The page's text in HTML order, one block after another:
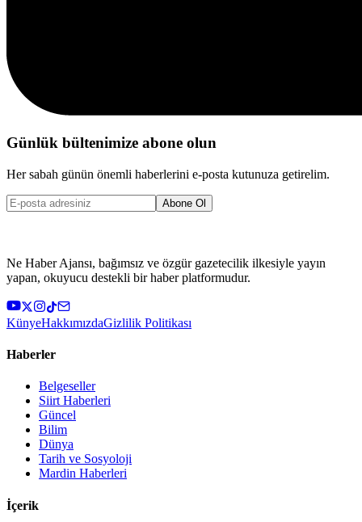
Günlük bültenimize abone olun
Her sabah günün önemli haberlerini e-posta kutunuza getirelim.
Abone Ol
Ne Haber Ajansı, bağımsız ve özgür gazetecilik ilkesiyle yayın
yapan, okuyucu destekli bir haber platformudur.
KünyeHakkımızdaGizlilik Politikası
Haberler
Belgeseller
Siirt Haberleri
Güncel
Bilim
Dünya
Tarih ve Sosyoloji
Mardin Haberleri
İçerik